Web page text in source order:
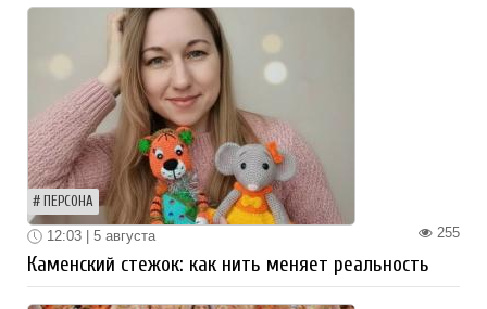
ПЕРСОНА
255
12:03 | 5 августа
Каменский стежок: как нить меняет реальность